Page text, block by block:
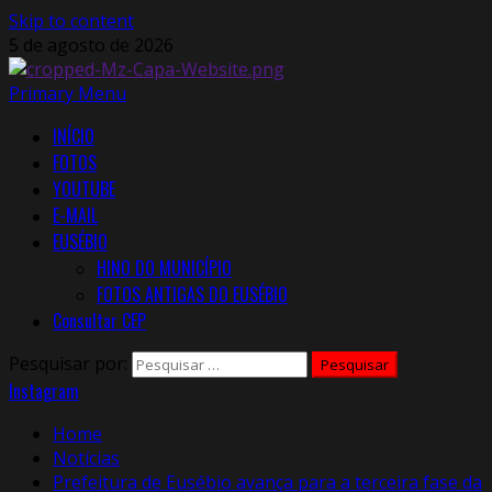
Skip to content
5 de agosto de 2026
Primary Menu
INÍCIO
FOTOS
YOUTUBE
E-MAIL
EUSÉBIO
HINO DO MUNICÍPIO
FOTOS ANTIGAS DO EUSÉBIO
Consultar CEP
Pesquisar por:
Instagram
Home
Notícias
Prefeitura de Eusébio avança para a terceira fase da